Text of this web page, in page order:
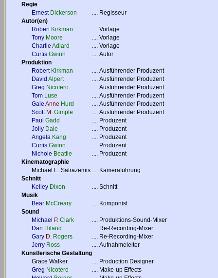
Regie
Ernest Dickerson .... Regisseur
Autor(en)
Robert Kirkman .... Vorlage
Tony Moore .... Vorlage
Charlie Adlard .... Vorlage
Curtis Gwinn .... Autor
Produktion
Robert Kirkman .... Ausführender Produzent
David Alpert .... Ausführender Produzent
Greg Nicotero .... Ausführender Produzent
Tom Luse .... Ausführender Produzent
Gale Anne Hurd .... Ausführender Produzent
Scott M. Gimple .... Ausführender Produzent
Paul Gadd .... Produzent
Jolly Dale .... Produzent
Angela Kang .... Produzent
Curtis Gwinn .... Produzent
Nichole Beattie .... Produzent
Kinematographie
Michael E. Satrazemis .... Kameraführung
Schnitt
Kelley Dixon .... Schnitt
Musik
Bear McCreary .... Komponist
Sound
Michael
P. Clark .... Produktions-Sound-Mixer
Dan Hiland .... Re-Recording-Mixer
Gary D. Rogers .... Re-Recording-Mixer
Jerry Ross .... Aufnahmeleiter
Künstlerische Gestaltung
Grace Walker
.... Production Designer
Greg Nicotero .... Make-up Effects